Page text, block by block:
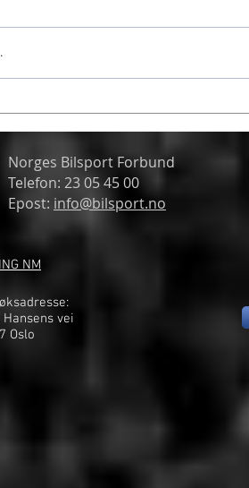
Norges Bilsport Forbund
Telefon: 23 05 45 00
Epost: info@bilsport.no
Hansens vei
Oslo
NM